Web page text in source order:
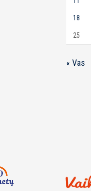
18
25
« Vas